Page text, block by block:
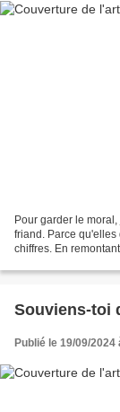
Pour garder le
friand. Parce
chiffres. En
Souviens-toi
Publié le 19/09/2024